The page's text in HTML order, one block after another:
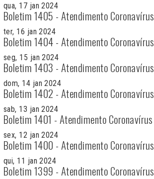
qua, 17 jan 2024
Boletim 1405 - Atendimento Coronavírus
ter, 16 jan 2024
Boletim 1404 - Atendimento Coronavírus
seg, 15 jan 2024
Boletim 1403 - Atendimento Coronavírus
dom, 14 jan 2024
Boletim 1402 - Atendimento Coronavírus
sab, 13 jan 2024
Boletim 1401 - Atendimento Coronavírus
sex, 12 jan 2024
Boletim 1400 - Atendimento Coronavírus
qui, 11 jan 2024
Boletim 1399 - Atendimento Coronavírus